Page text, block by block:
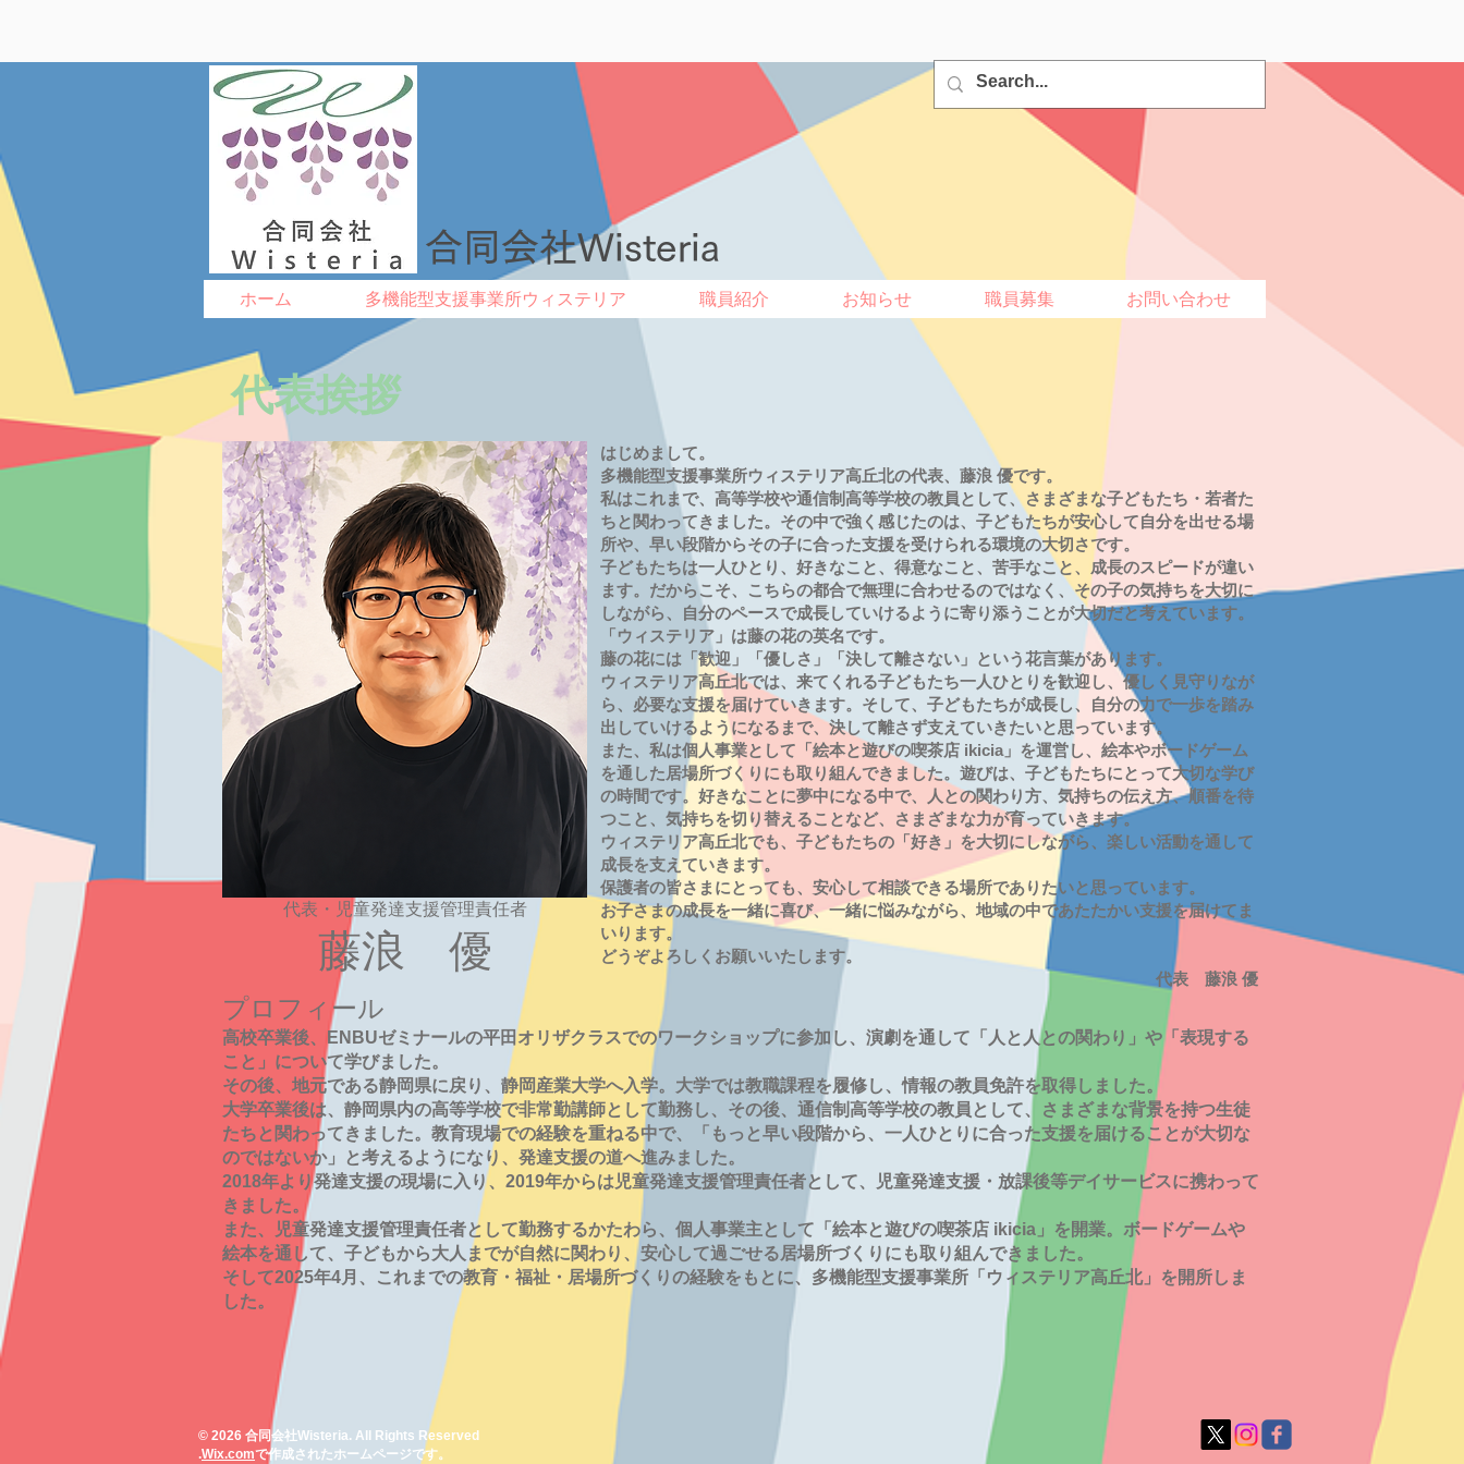
合同会社Wisteria
ホーム 多機能型支援事業所ウィステリア 職員紹介 お知らせ 職員募集 お問い合わせ
​代表挨拶
代表・児童発達支援管理責任者
​藤浪 優
はじめまして。
多機能型支援事業所ウィステリア高丘北の代表、藤浪 優です。
私はこれまで、高等学校や通信制高等学校の教員として、さまざまな子どもたち・若者た
ちと関わってきました。その中で強く感じたのは、子どもたちが安心して自分を出せる場
所や、早い段階からその子に合った支援を受けられる環境の大切さです。
子どもたちは一人ひとり、好きなこと、得意なこと、苦手なこと、成長のスピードが違い
ます。だからこそ、こちらの都合で無理に合わせるのではなく、その子の気持ちを大切に
しながら、自分のペースで成長していけるように寄り添うことが大切だと考えています。
「ウィステリア」は藤の花の英名です。
藤の花には「歓迎」「優しさ」「決して離さない」という花言葉があります。
ウィステリア高丘北では、来てくれる子どもたち一人ひとりを歓迎し、優しく見守りなが
ら、必要な支援を届けていきます。そして、子どもたちが成長し、自分の力で一歩を踏み
出していけるようになるまで、決して離さず支えていきたいと思っています。
また、私は個人事業として「絵本と遊びの喫茶店 ikicia」を運営し、絵本やボードゲーム
を通した居場所づくりにも取り組んできました。遊びは、子どもたちにとって大切な学び
の時間です。好きなことに夢中になる中で、人との関わり方、気持ちの伝え方、順番を待
つこと、気持ちを切り替えることなど、さまざまな力が育っていきます。
ウィステリア高丘北でも、子どもたちの「好き」を大切にしながら、楽しい活動を通して
成長を支えていきます。
保護者の皆さまにとっても、安心して相談できる場所でありたいと思っています。
お子さまの成長を一緒に喜び、一緒に悩みながら、地域の中であたたかい支援を届けてま
いります。
どうぞよろしくお願いいたします。
代表 藤浪 優
プロフィール
高校卒業後、ENBUゼミナールの平田オリザクラスでのワークショップに参加し、演劇を通して「人と人との関わり」や「表現する
こと」について学びました。
その後、地元である静岡県に戻り、静岡産業大学へ入学。大学では教職課程を履修し、情報の教員免許を取得しました。
大学卒業後は、静岡県内の高等学校で非常勤講師として勤務し、その後、通信制高等学校の教員として、さまざまな背景を持つ生徒
たちと関わってきました。教育現場での経験を重ねる中で、「もっと早い段階から、一人ひとりに合った支援を届けることが大切な
のではないか」と考えるようになり、発達支援の道へ進みました。
2018年より発達支援の現場に入り、2019年からは児童発達支援管理責任者として、児童発達支援・放課後等デイサービスに携わって
きました。
また、児童発達支援管理責任者として勤務するかたわら、個人事業主として「絵本と遊びの喫茶店 ikicia」を開業。ボードゲームや
絵本を通して、子どもから大人までが自然に関わり、安心して過ごせる居場所づくりにも取り組んできました。
そして2025年4月、これまでの教育・福祉・居場所づくりの経験をもとに、多機能型支援事業所「ウィステリア高丘北」を開所しま
した。
© 2026 合同会社Wisteria. All Rights Reserved
.Wix.comで作成されたホームページです。